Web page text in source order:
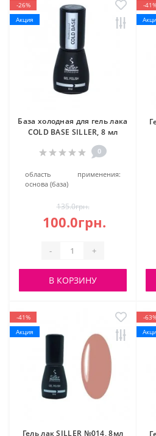
-26%
Акция
База холодная для гель лака
COLD BASE SILLER, 8 мл
0
область применения:
основа (база)
135.0грн.
100.0грн.
- +
В КОРЗИНУ
-
-41%
Акция
Гель лак SILLER №014, 8мл
-